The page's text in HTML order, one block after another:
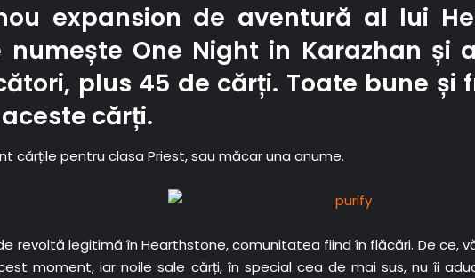
expansion de aventură al lui
numește One Night in Karazhan și
plus 45 de cărți. Toate bune și
cărți.
cărțile pentru clasa Priest, sau măcar una anume.
revoltă legitimă în Hearthstone, comunitatea fiind în flăcări. De ce,
moment, iar noile sale cărți, în special cea de mai sus, nu îi